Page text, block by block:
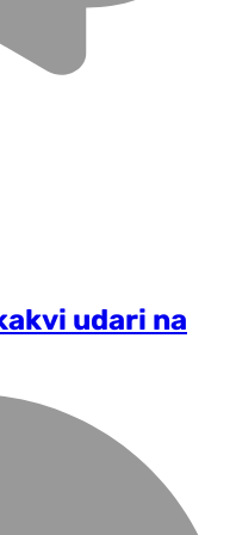
udari na